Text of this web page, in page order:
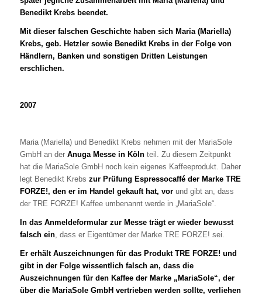
Benedikt Krebs beendet.
Mit dieser falschen Geschichte haben sich Maria (Mariella)
Krebs, geb. Hetzler sowie Benedikt Krebs in der Folge von
Händlern, Banken und sonstigen Dritten Leistungen
erschlichen.
2007
Maria (Mariella) und Benedikt Krebs nehmen mit der MariaSole
GmbH an der Anuga Messe in Kölnteil. Zu diesem Zeitpunkt
hat die MariaSole GmbH noch kein eigenes Kaffeeprodukt. Daher
legt Benedikt Krebs zur Prüfung Espressocaffé der Marke TRE
FORZE!, den er im Handel gekauft hat, vorund gibt an, dass
der TRE FORZE! Kaffee umbenannt werde in „MariaSole“.
In das Anmeldeformular zur Messe trägt er wieder bewusst
falsch ein, dass er Eigentümer der Marke TRE FORZE! sei.
Er erhält Auszeichnungen für das Produkt TRE FORZE! und
gibt in der Folge wissentlich falsch an, dass die
Auszeichnungen für den Kaffee der Marke „MariaSole“, der
über die MariaSole GmbH vertrieben werden sollte, verliehen